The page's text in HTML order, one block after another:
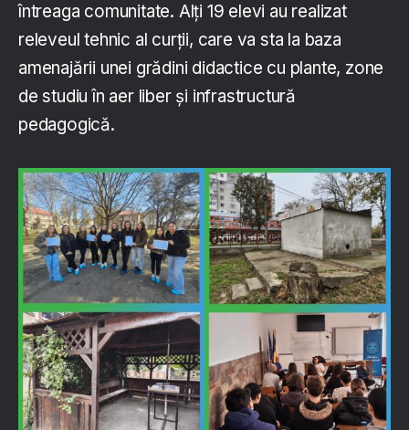
întreaga comunitate. Alți 19 elevi au realizat
releveul tehnic al curții, care va sta la baza
amenajării unei grădini didactice cu plante, zone
de studiu în aer liber și infrastructură
pedagogică.